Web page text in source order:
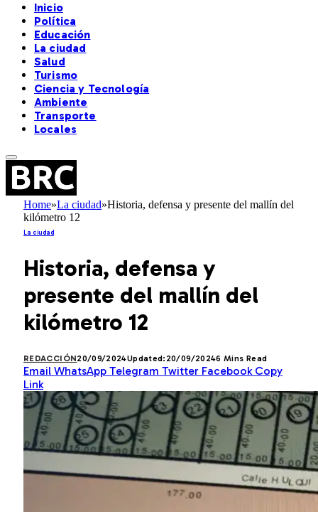
Inicio
Política
Educación
La ciudad
Salud
Turismo
Ciencia y Tecnología
Ambiente
Transporte
Locales
Home»La ciudad»Historia, defensa y presente del mallín del
kilómetro 12
La ciudad
Historia, defensa y
presente del mallín del
kilómetro 12
REDACCIÓN20/09/2024Updated: 20/09/20246 Mins Read
Email WhatsApp Telegram Twitter Facebook Copy
Link